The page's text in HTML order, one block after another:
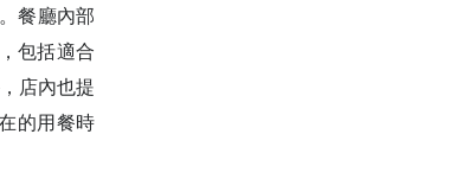
餐廳內部
包括適合
店內也提
的用餐時